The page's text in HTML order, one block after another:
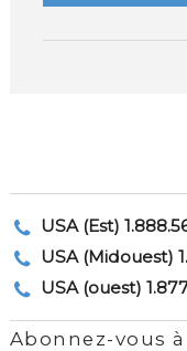
USA (Est)
USA (Midouest)
USA (ouest)
Abonnez-vous